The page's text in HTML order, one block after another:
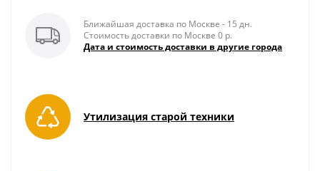
Ближайшая доставка по Москве - 15 дн.
Стоимость доставки по Москве 0 р.
Дата и стоимость доставки в другие города
Утилизация старой техники